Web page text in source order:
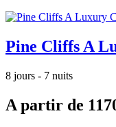
Pine Cliffs A
8 jours - 7 nuits
A partir de